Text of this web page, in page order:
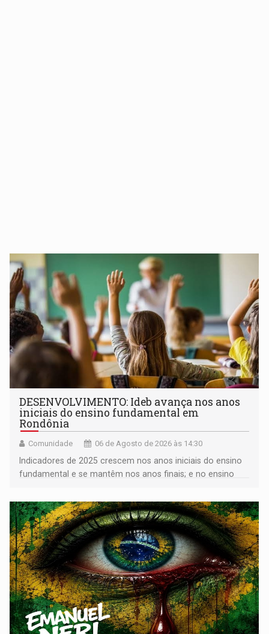
DESENVOLVIMENTO: Ideb avança nos anos
iniciais do ensino fundamental em
Rondônia
Comunidade 06 de Agosto de 2026 às 14:30
Indicadores de 2025 crescem nos anos iniciais do ensino
fundamental e se mantêm nos anos finais; e no ensino